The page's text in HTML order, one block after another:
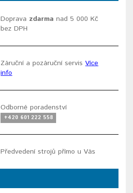
Doprava zdarma nad 5 000 Kč
bez DPH
Záruční a pozáruční servisVíce
info
Odborné poradenství
+420 601 222 558
Předvedení strojů přímo u Vás